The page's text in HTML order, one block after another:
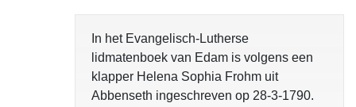
In het Evangelisch-Lutherse
lidmatenboek van Edam is volgens een
klapper Helena Sophia Frohm uit
Abbenseth ingeschreven op 28-3-1790.